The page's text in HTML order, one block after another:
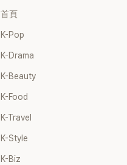
首頁
K-Pop
K-Drama
K-Beauty
K-Food
K-Travel
K-Style
K-Biz